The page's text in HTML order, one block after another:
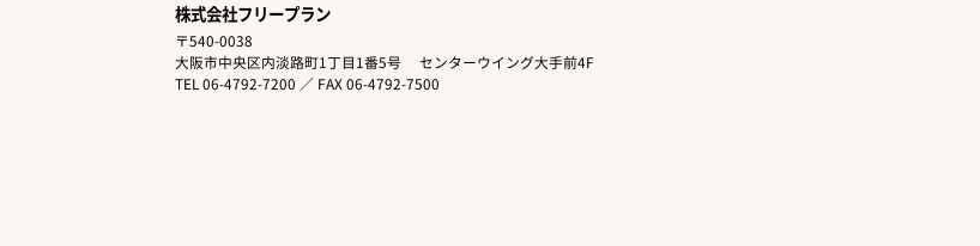
株式会社フリープラン
〒540-0038
大阪市中央区内淡路町1丁目1番5号
センターウイング大手前4F
TEL 06-4792-7200 ／ FAX 06-4792-7500